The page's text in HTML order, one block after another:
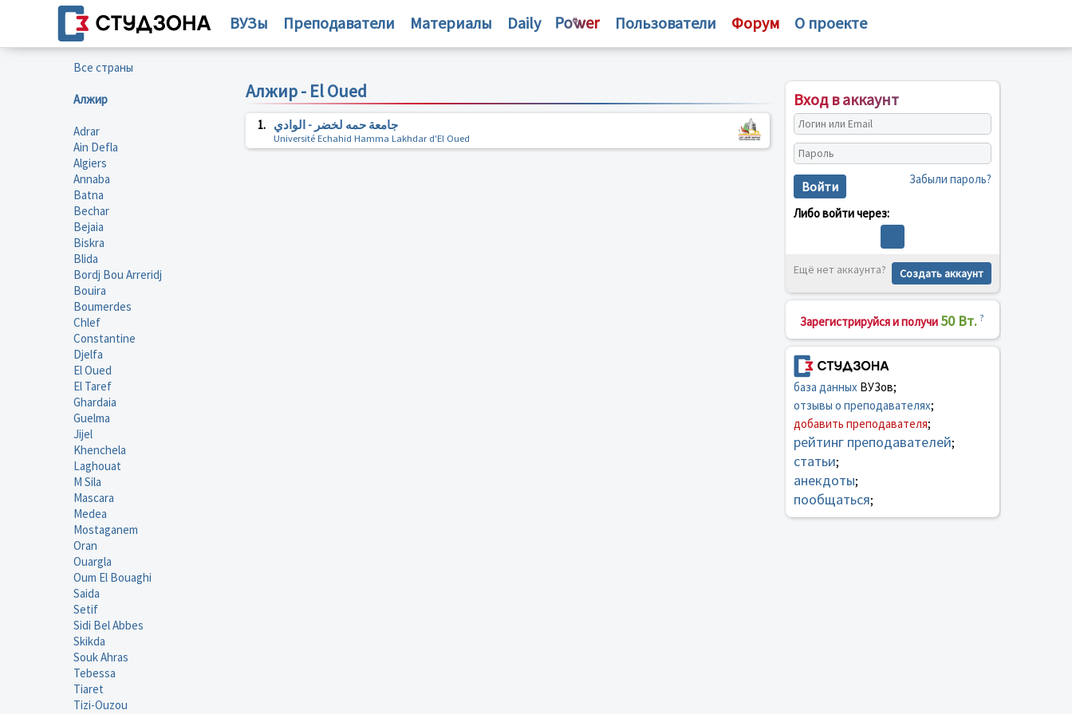
ВУЗы Преподаватели Материалы Daily Пользователи Форум О проекте
Все страны
Алжир
Adrar
Ain Defla
Algiers
Annaba
Batna
Bechar
Bejaia
Biskra
Blida
Bordj Bou Arreridj
Bouira
Boumerdes
Chlef
Constantine
Djelfa
El Oued
El Taref
Ghardaia
Guelma
Jijel
Khenchela
Laghouat
M Sila
Mascara
Medea
Mostaganem
Oran
Ouargla
Oum El Bouaghi
Saida
Setif
Sidi Bel Abbes
Skikda
Souk Ahras
Tebessa
Tiaret
Tizi-Ouzou
Алжир - El Oued
1. جامعة حمه لخضر - الوادي
Université Echahid Hamma Lakhdar d'El Oued
Вход в аккаунт
Войти Забыли пароль?
Либо войти через:
Ещё нет аккаунта? Создать аккаунт
Зарегистрируйся и получи 50 Вт. ?
база данныхВУЗов;
отзывы о преподавателях;
добавить преподавателя;
рейтинг преподавателей;
статьи;
анекдоты;
пообщаться;